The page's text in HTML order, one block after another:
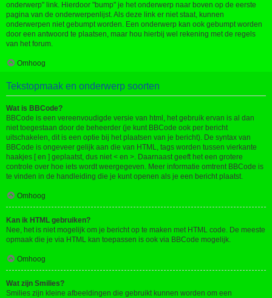
onderwerp" link. Hierdoor "bump" je het onderwerp naar boven op de eerste
pagina van de onderwerpenlijst. Als deze link er niet staat, kunnen
onderwerpen niet gebumpt worden. Een onderwerp kan ook gebumpt worden
door een antwoord te plaatsen, maar hou hierbij wel rekening met de regels
van het forum.
Omhoog
Tekstopmaak en onderwerp soorten
Wat is BBCode?
BBCode is een vereenvoudigde versie van html, het gebruik ervan is al dan
niet toegestaan door de beheerder (je kunt BBCode ook per bericht
uitschakelen, dit is een optie bij het plaatsen van je bericht). De syntax van
BBCode is ongeveer gelijk aan die van HTML, tags worden tussen vierkante
haakjes [ en ] geplaatst, dus niet < en >. Daarnaast geeft het een grotere
controle over hoe iets wordt weergegeven. Meer informatie omtrent BBCode is
te vinden in de handleiding die je kunt openen als je een bericht plaatst.
Omhoog
Kan ik HTML gebruiken?
Nee, het is niet mogelijk om je bericht op te maken met HTML code. De meeste
opmaak die je via HTML kan toepassen is ook via BBCode mogelijk.
Omhoog
Wat zijn Smilies?
Smilies zijn kleine afbeeldingen die gebruikt kunnen worden om een